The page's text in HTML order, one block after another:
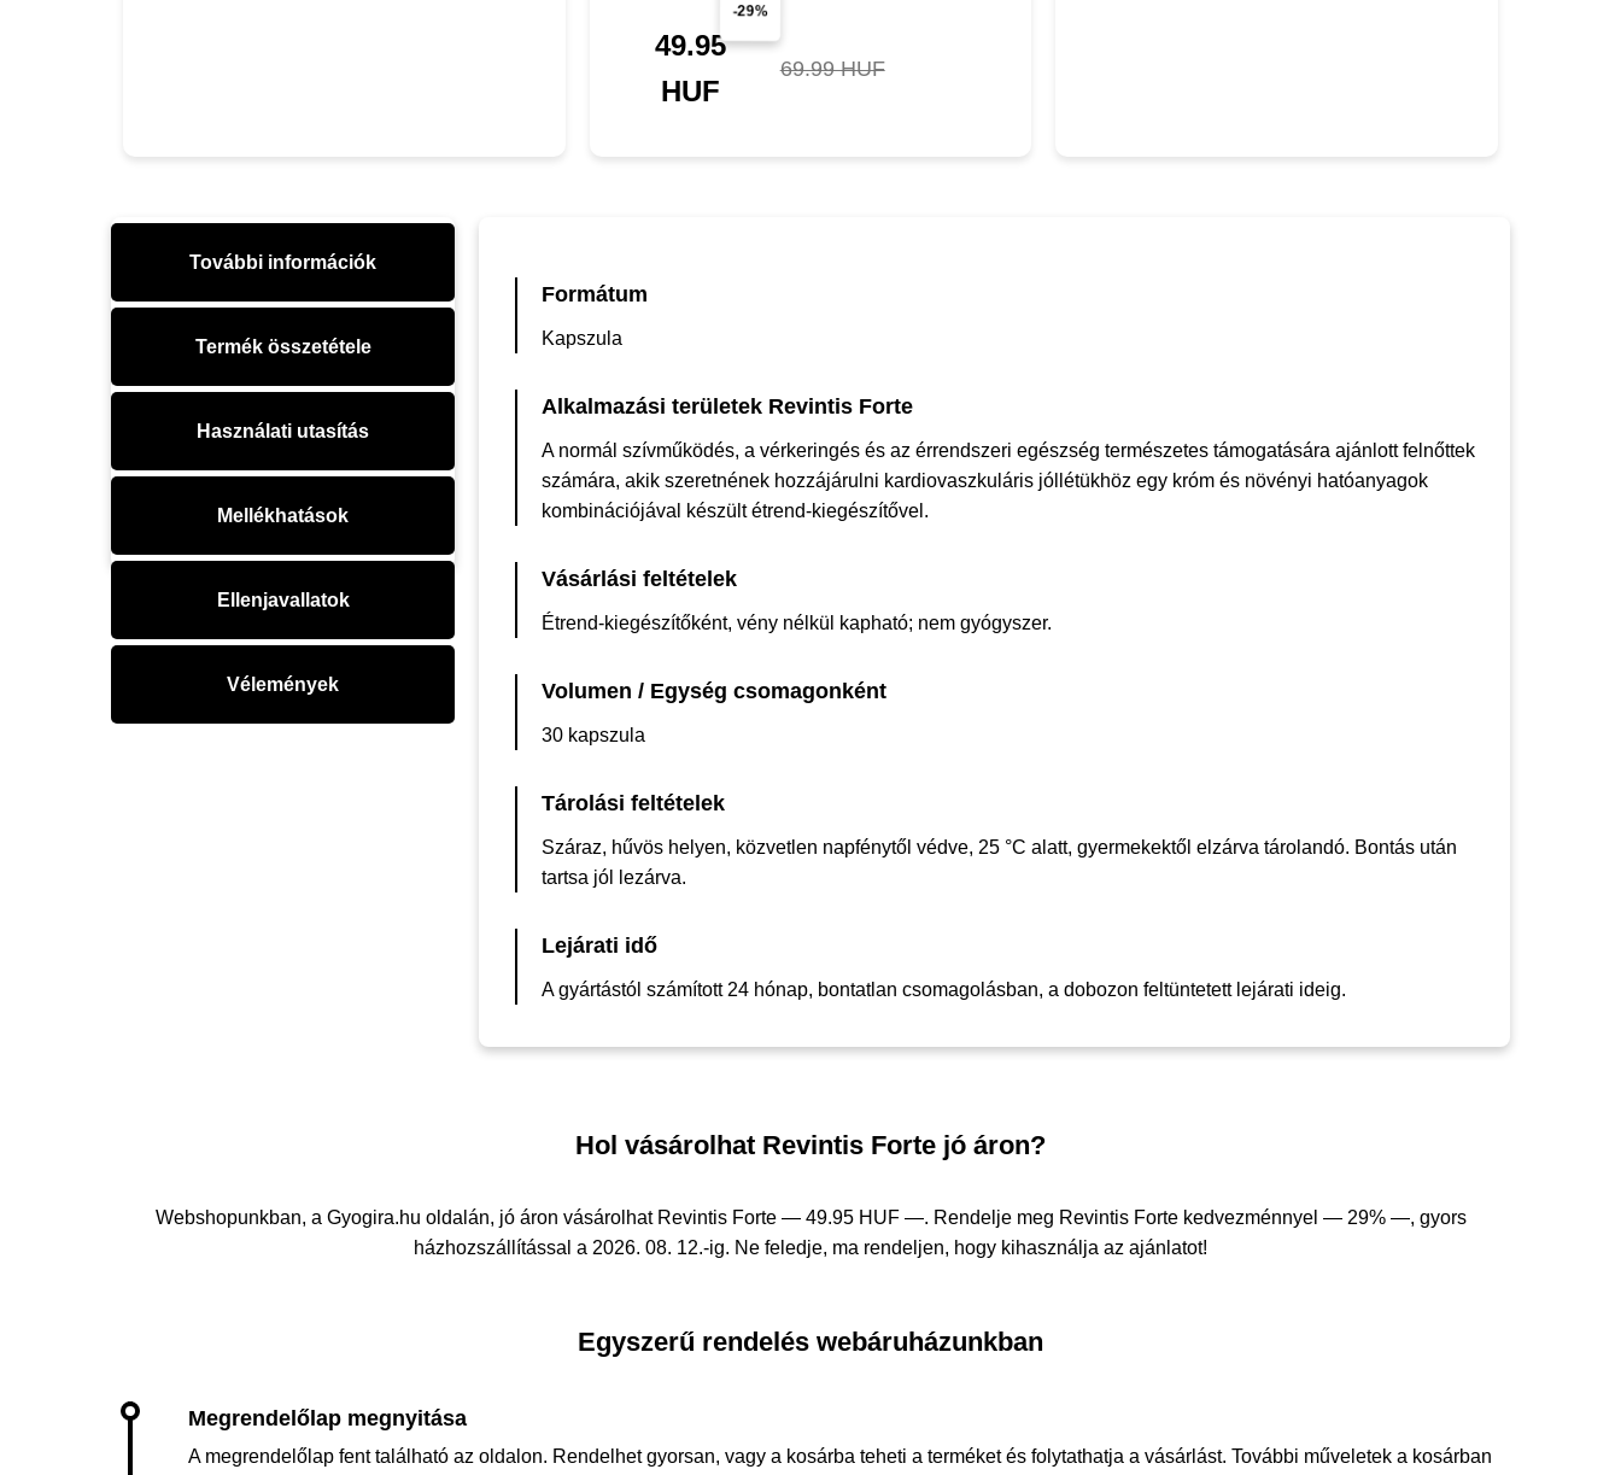
-29%
49.95
HUF
69.99 HUF
További információk
Termék összetétele
Használati utasítás
Mellékhatások
Ellenjavallatok
Vélemények
Formátum
Kapszula
Alkalmazási területek Revintis Forte
A normál szívműködés, a vérkeringés és az érrendszeri egészség természetes támogatására ajánlott felnőttek
számára, akik szeretnének hozzájárulni kardiovaszkuláris jóllétükhöz egy króm és növényi hatóanyagok
kombinációjával készült étrend-kiegészítővel.
Vásárlási feltételek
Étrend-kiegészítőként, vény nélkül kapható; nem gyógyszer.
Volumen / Egység csomagonként
30 kapszula
Tárolási feltételek
Száraz, hűvös helyen, közvetlen napfénytől védve, 25 °C alatt, gyermekektől elzárva tárolandó. Bontás után
tartsa jól lezárva.
Lejárati idő
A gyártástól számított 24 hónap, bontatlan csomagolásban, a dobozon feltüntetett lejárati ideig.
Hol vásárolhat Revintis Forte jó áron?
Webshopunkban, a Gyogira.hu oldalán, jó áron vásárolhat Revintis Forte — 49.95 HUF —. Rendelje meg Revintis Forte kedvezménnyel — 29% —, gyors
házhozszállítással a 2026. 08. 12.-ig. Ne feledje, ma rendeljen, hogy kihasználja az ajánlatot!
Egyszerű rendelés webáruházunkban
A megrendelőlap fent található az oldalon. Rendelhet gyorsan, vagy a kosárba teheti a terméket és folytathatja a vásárlást. További műveletek a kosárban